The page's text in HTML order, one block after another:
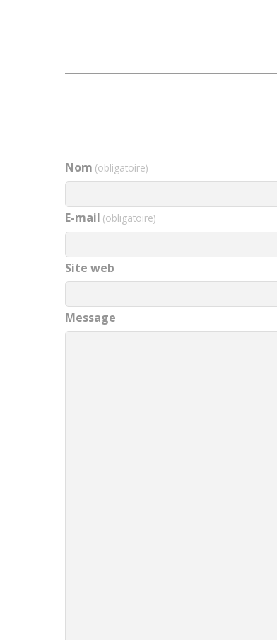
Nom (obligatoire)
E-mail (obligatoire)
Site web
Message